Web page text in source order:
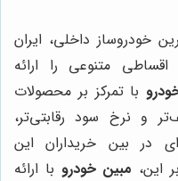
خودروساز داخلی، ایران
متنوعی را ارائه
با تمرکز بر محصولات
و نرخ سود رقابتی‌تر،
در بین خریداران این
این، مبین خودرو با ارائه